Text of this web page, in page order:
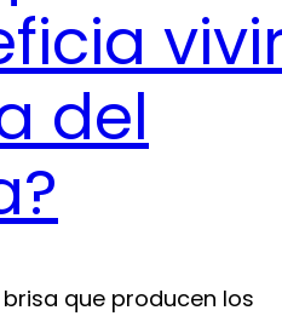
del
brisa que producen los